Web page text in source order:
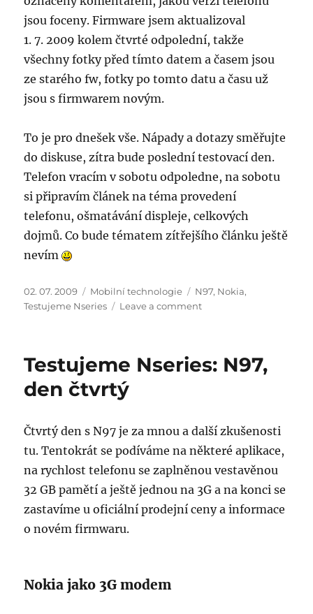
jsou foceny. Firmware jsem aktualizoval
1. 7. 2009 kolem čtvrté odpolední, takže
všechny fotky před tímto datem a časem jsou
ze starého fw, fotky po tomto datu a času už
jsou s firmwarem novým.
To je pro dnešek vše. Nápady a dotazy směřujte
do diskuse, zítra bude poslední testovací den.
Telefon vracím v sobotu odpoledne, na sobotu
si připravím článek na téma provedení
telefonu, ošmatávání displeje, celkových
dojmů. Co bude tématem zítřejšího článku ještě
nevím
Posted
on
02. 07. 2009 Categories
Mobilní technologie Tags
N97, Nokia,
Testujeme Nseries
Leave a commenton
den
Testujeme Nseries: N97,
den čtvrtý
Čtvrtý den s N97 je za mnou a další zkušenosti
tu. Tentokrát se podíváme na některé aplikace,
na rychlost telefonu se zaplněnou vestavěnou
32 GB pamětí a ještě jednou na 3G a na konci se
zastavíme u oficiální prodejní ceny a informace
o novém firmwaru.
Nokia jako 3G modem